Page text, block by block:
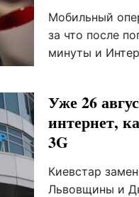
Мобильный
за что после
минуты и
Уже 26
интернет,
3G
Киевстар
Львовщины и